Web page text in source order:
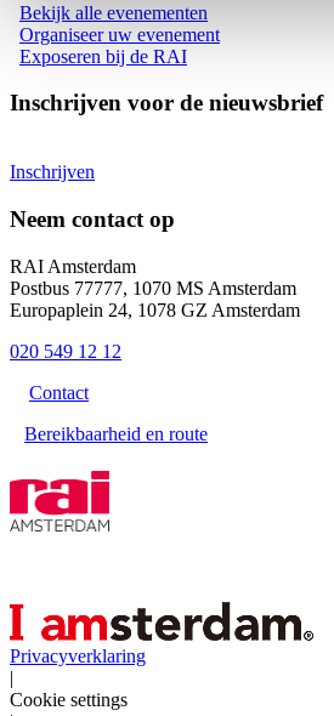
Bekijk alle evenementen
Organiseer uw evenement
Exposeren bij de RAI
Inschrijven voor de nieuwsbrief
Inschrijven
Neem contact op
RAI Amsterdam
Postbus 77777, 1070 MS Amsterdam
Europaplein 24, 1078 GZ Amsterdam
020 549 12 12
Contact
Bereikbaarheid en route
Privacyverklaring
|
Cookie settings